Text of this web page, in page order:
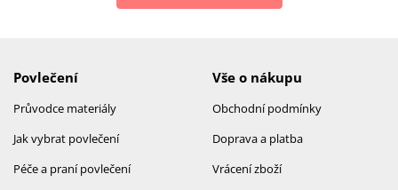
Povlečení
Průvodce materiály
Jak vybrat povlečení
Péče a praní povlečení
Vše o nákupu
Obchodní podmínky
Doprava a platba
Vrácení zboží